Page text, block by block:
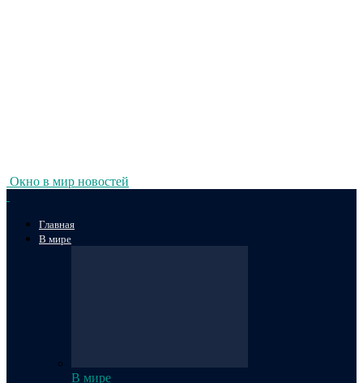
Окно в мир новостей
Главная
В мире
В мире